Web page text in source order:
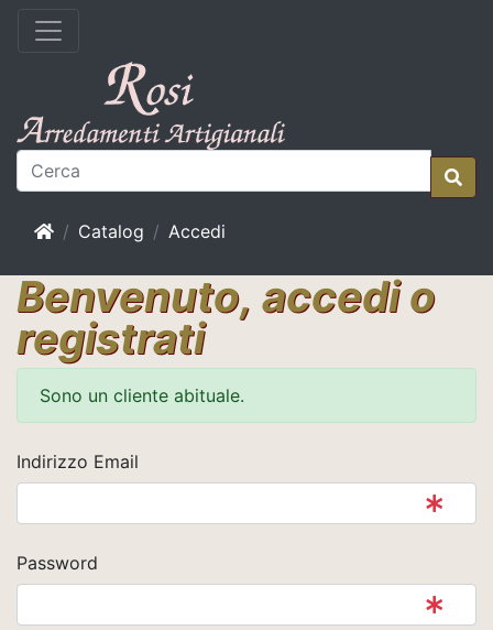
HomeCatalog Accedi
Benvenuto, accedi o
registrati
Sono un cliente abituale.
Indirizzo Email
Password